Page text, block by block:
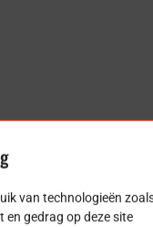
van technologieën
en gedrag op deze site